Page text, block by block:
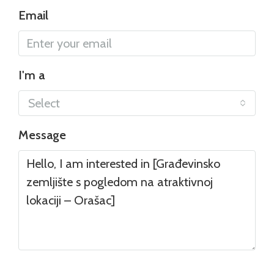
Email
I'm a
Select
Message